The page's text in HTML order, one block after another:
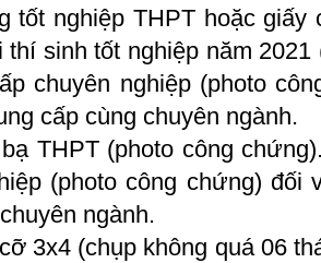
THPT hoặc giấy
sinh tốt nghiệp năm
chuyên nghiệp (photo
cấp cùng chuyên ngành.
(photo công chứng).
(photo công chứng) đối
ngành.
(chụp không quá 06